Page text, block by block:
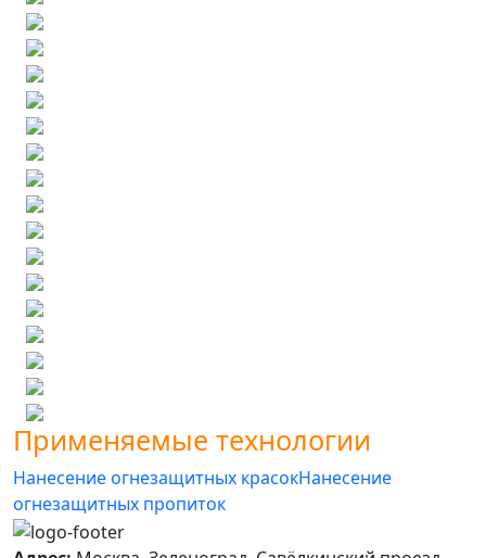
Применяемые технологии
Нанесение огнезащитных красокНанесение
огнезащитных пропиток